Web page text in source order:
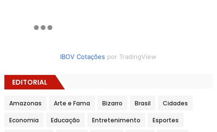
IBOV Cotações por TradingView
EDITORIAL
Amazonas Arte e Fama Bizarro Brasil Cidades
Economia Educação Entretenimento Esportes